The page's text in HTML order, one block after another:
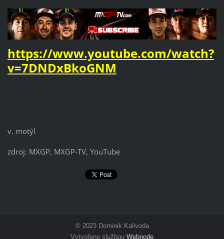
https://www.youtube.com/watch?
v=7DNDxBkoGNM
v. motýl
zdroj: MXGP, MXGP-TV, YouTube
© 2023 Dominik Kalivoda
Vytvořeno službou Webnode